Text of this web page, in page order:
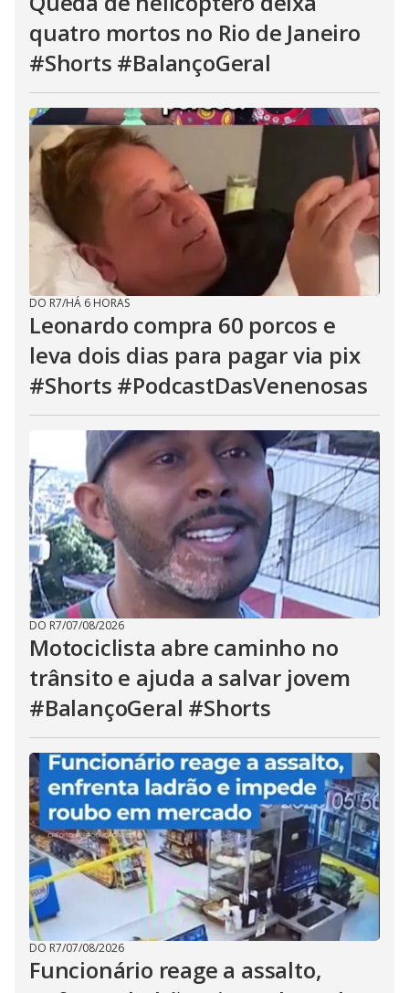
quatro mortos no Rio de Janeiro
#Shorts #BalançoGeral
DO R7/HÁ 6 HORAS
Leonardo compra 60 porcos e
leva dois dias para pagar via pix
#Shorts #PodcastDasVenenosas
DO R7/07/08/2026
Motociclista abre caminho no
trânsito e ajuda a salvar jovem
#BalançoGeral #Shorts
DO R7/07/08/2026
Funcionário reage a assalto,